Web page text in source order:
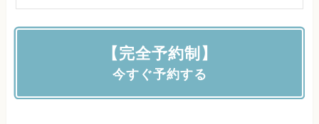
【完全予約制】
今すぐ予約する